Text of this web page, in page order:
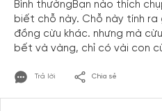
Bình thườngBạn nào thích
biết chỗ này. Chỗ này tính
đồng cừu khác. nhưng mà
bết và vàng, chỉ có vài con
Trả lời Chia sẻ